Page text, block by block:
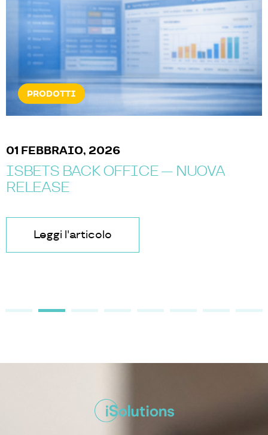
NOTIZIE & EVENTI
07 GENNAIO, 2025
ISOLUTIONS A ICE